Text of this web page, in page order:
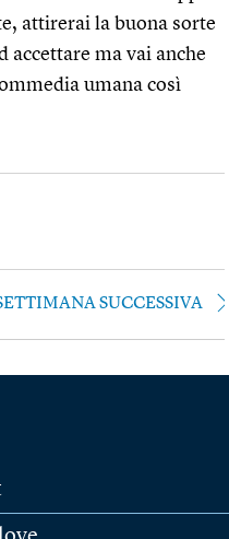
attirerai la buona sorte
ma vai anche
umana così
SUCCESSIVA